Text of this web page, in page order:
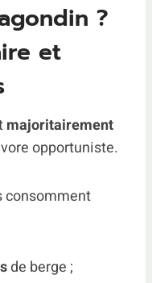
?
et
majoritairement
opportuniste.
consomment
de berge ;